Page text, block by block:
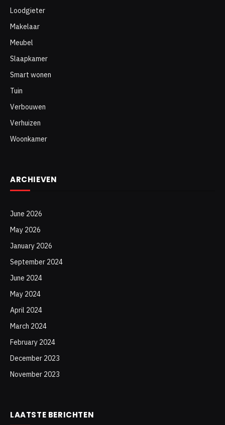
Loodgieter
Makelaar
Meubel
Slaapkamer
Smart wonen
Tuin
Verbouwen
Verhuizen
Woonkamer
ARCHIEVEN
June 2026
May 2026
January 2026
September 2024
June 2024
May 2024
April 2024
March 2024
February 2024
December 2023
November 2023
LAATSTE BERICHTEN